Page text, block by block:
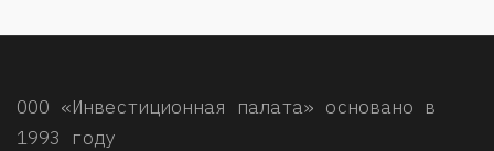
ООО «Инвестиционная палата» основано в
1993 году